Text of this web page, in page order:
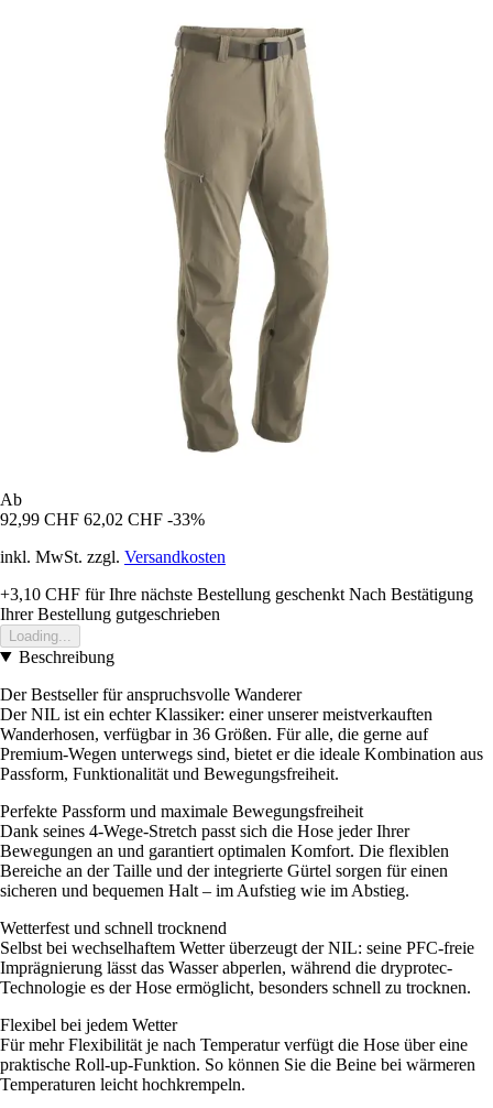
Ab
92,99 CHF 62,02 CHF -33%
inkl. MwSt. zzgl. Versandkosten
+3,10 CHF für Ihre nächste Bestellung geschenkt Nach Bestätigung
Ihrer Bestellung gutgeschrieben
Loading...
Beschreibung
Der Bestseller für anspruchsvolle Wanderer
Der NIL ist ein echter Klassiker: einer unserer meistverkauften
Wanderhosen, verfügbar in 36 Größen. Für alle, die gerne auf
Premium-Wegen unterwegs sind, bietet er die ideale Kombination aus
Passform, Funktionalität und Bewegungsfreiheit.
Perfekte Passform und maximale Bewegungsfreiheit
Dank seines 4-Wege-Stretch passt sich die Hose jeder Ihrer
Bewegungen an und garantiert optimalen Komfort. Die flexiblen
Bereiche an der Taille und der integrierte Gürtel sorgen für einen
sicheren und bequemen Halt – im Aufstieg wie im Abstieg.
Wetterfest und schnell trocknend
Selbst bei wechselhaftem Wetter überzeugt der NIL: seine PFC-freie
Imprägnierung lässt das Wasser abperlen, während die dryprotec-
Technologie es der Hose ermöglicht, besonders schnell zu trocknen.
Flexibel bei jedem Wetter
Für mehr Flexibilität je nach Temperatur verfügt die Hose über eine
praktische Roll-up-Funktion. So können Sie die Beine bei wärmeren
Temperaturen leicht hochkrempeln.